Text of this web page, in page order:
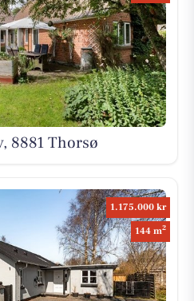
8881 Thorsø
1.175.000 kr
144 m2